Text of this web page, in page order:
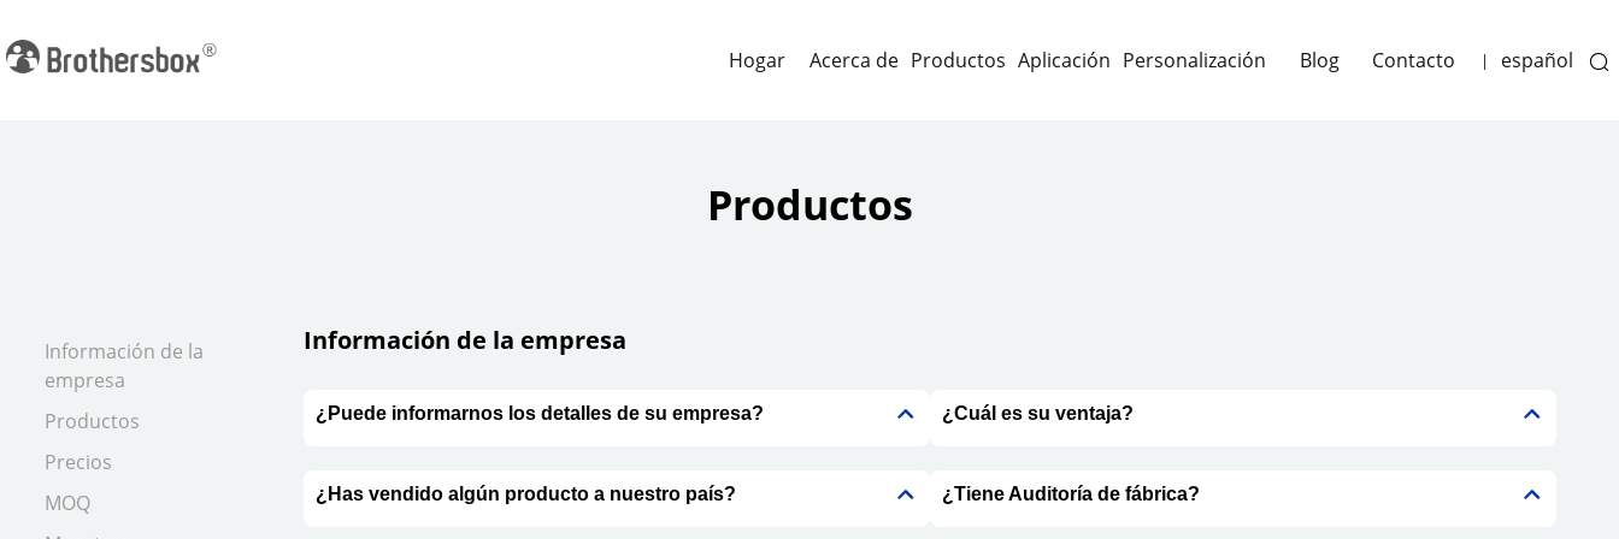
Hogar Acerca de Productos Aplicación Personalización Blog Contacto | español
Productos
Información de la
empresa
Productos
Precios
MOQ
Información de la empresa
¿Puede informarnos los detalles de su empresa?
¿Has vendido algún producto a nuestro país?
¿Cuál es su ventaja?
¿Tiene Auditoría de fábrica?